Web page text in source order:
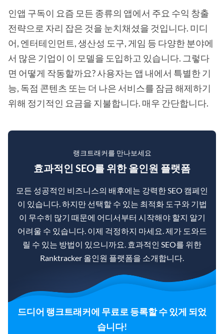
인앱 구독이 요즘 모든 종류의 앱에서 주요 수익 창출
전략으로 자리 잡은 것을 눈치채셨을 것입니다. 미디
어, 엔터테인먼트, 생산성 도구, 게임 등 다양한 분야에
서 많은 기업이 이 모델을 도입하고 있습니다. 그렇다
면 어떻게 작동할까요? 사용자는 앱 내에서 특별한 기
능, 독점 콘텐츠 또는 더 나은 서비스를 잠금 해제하기
위해 정기적인 요금을 지불합니다. 매우 간단합니다.
랭크트래커를 만나보세요
효과적인 SEO를 위한 올인원 플랫폼
모든 성공적인 비즈니스의 배후에는 강력한 SEO 캠페인
이 있습니다. 하지만 선택할 수 있는 최적화 도구와 기법
이 무수히 많기 때문에 어디서부터 시작해야 할지 알기
어려울 수 있습니다. 이제 걱정하지 마세요. 제가 도와드
릴 수 있는 방법이 있으니까요. 효과적인 SEO를 위한
Ranktracker 올인원 플랫폼을 소개합니다.
드디어 랭크트래커에 무료로 등록할 수 있게 되었
습니다!